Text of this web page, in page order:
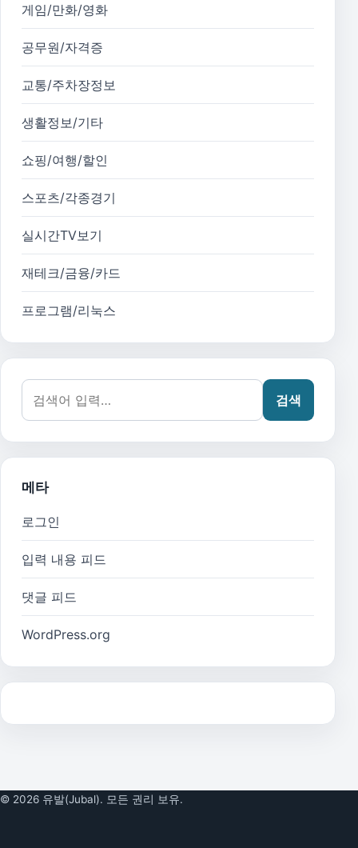
게임/만화/영화
공무원/자격증
교통/주차장정보
생활정보/기타
쇼핑/여행/할인
스포츠/각종경기
실시간TV보기
재테크/금융/카드
프로그램/리눅스
검색어:
검색
메타
로그인
입력 내용 피드
댓글 피드
WordPress.org
© 2026 유발(Jubal). 모든 권리 보유.